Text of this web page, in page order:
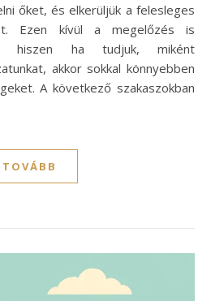
őket, és elkerüljük a felesleges
Ezen kívül a megelőzés is
hiszen ha tudjuk, miként
akkor sokkal könnyebben
A következő szakaszokban
TOVÁBB